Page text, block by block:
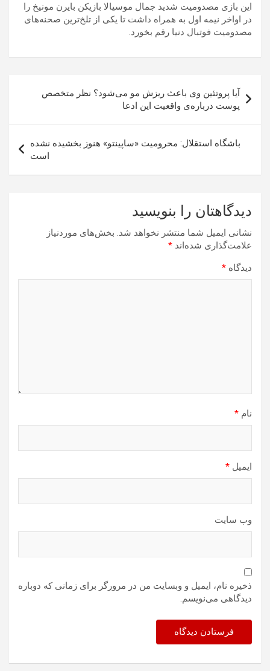
این بازی مصدومیت شدید جمال موسیالا بازیکن بایرن مونیخ را
در اواخر نیمه اول به همراه داشت تا یکی از تلخ‌ترین صحنه‌های
مصدومیت فوتبال دنیا رقم بخورد.
راهبری
نوشته
آیا پروتئین وی باعث ریزش مو می‌شود؟ نظر متخصص
پوست درباره‌ی واقعیت این ادعا
باشگاه استقلال: محرومیت «ساپینتو» هنوز بخشیده نشده
است
دیدگاهتان را بنویسید
نشانی ایمیل شما منتشر نخواهد شد. بخش‌های موردنیاز
علامت‌گذاری شده‌اند *
دیدگاه *
نام *
ایمیل *
وب‌ سایت
ذخیره نام، ایمیل و وبسایت من در مرورگر برای زمانی که دوباره
دیدگاهی می‌نویسم.